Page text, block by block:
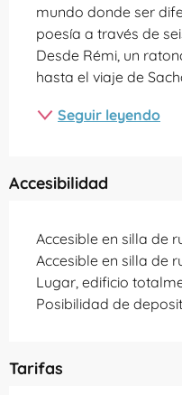
mundo donde ser
poesía a través de
Desde Rémi, un
hasta el viaje de
Seguir leyendo
Accesibilidad
Accesible en silla de
Accesible en silla de
Lugar, edificio
Posibilidad de
Tarifas